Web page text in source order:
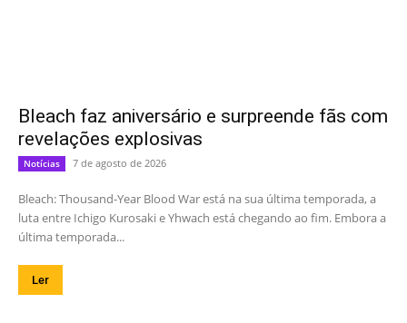
Bleach faz aniversário e surpreende fãs com
revelações explosivas
Notícias 7 de agosto de 2026
Bleach: Thousand-Year Blood War está na sua última temporada, a
luta entre Ichigo Kurosaki e Yhwach está chegando ao fim. Embora a
última temporada...
Ler